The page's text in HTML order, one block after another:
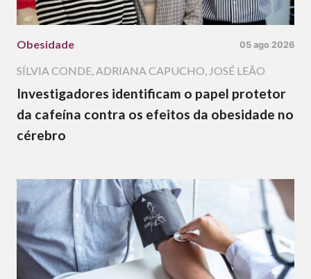
Obesidade 05 ago 2026
SÍLVIA CONDE,ADRIANA CAPUCHO, JOSÉ LEÃO
Investigadores identificam o papel protetor
da cafeína contra os efeitos da obesidade no
cérebro